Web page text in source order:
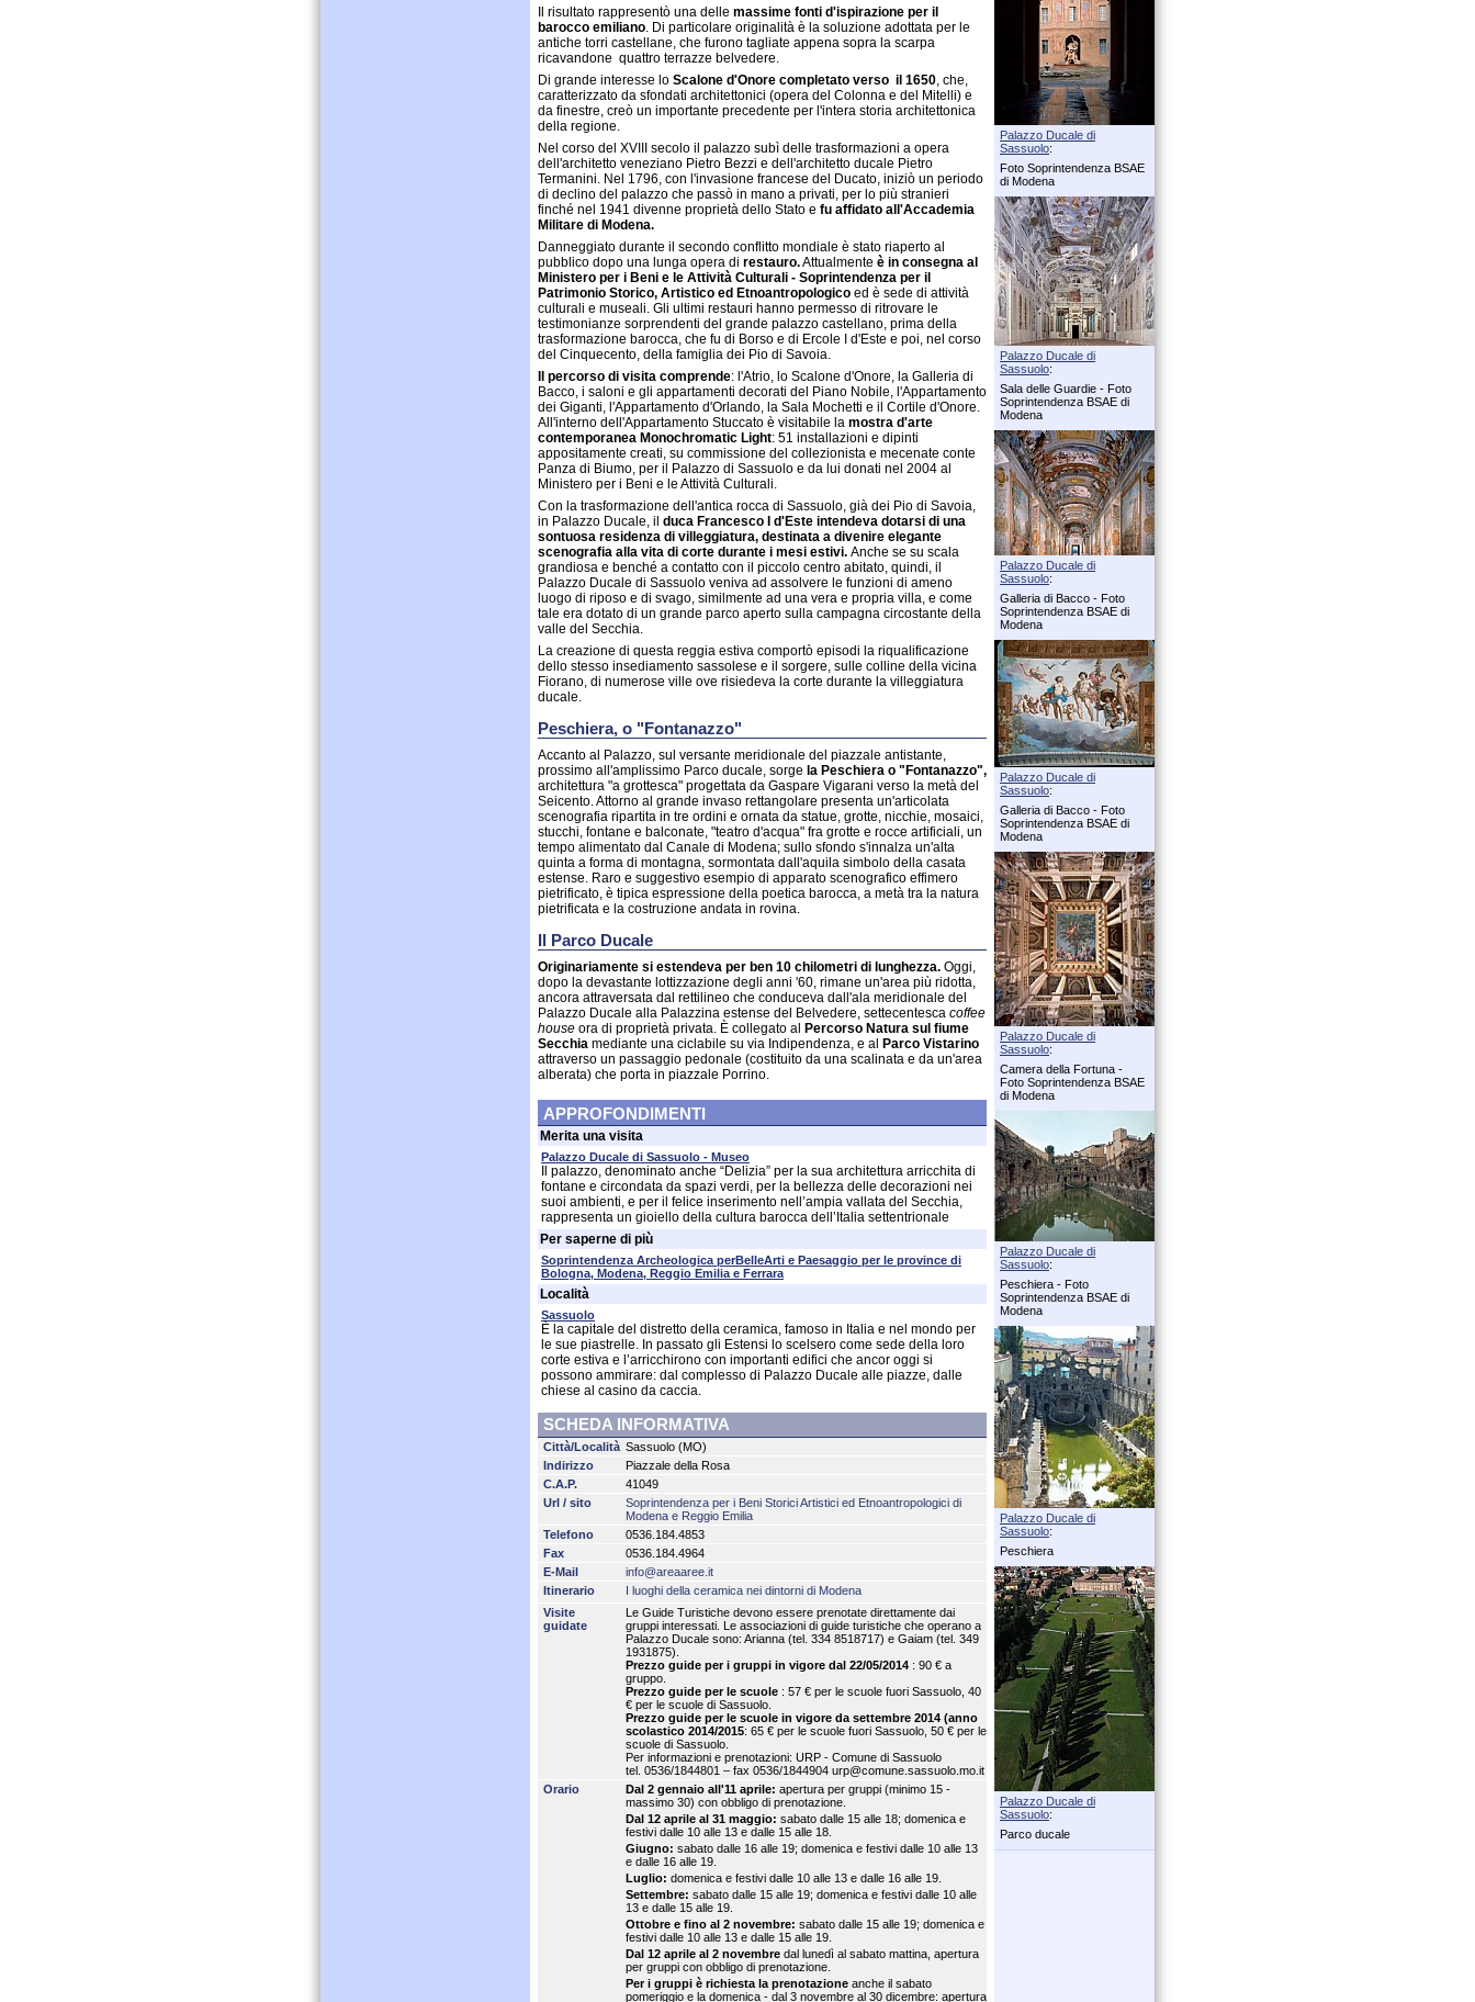
Palazzo Ducale di
Sassuolo:
Foto Soprintendenza BSAE
di Modena
Palazzo Ducale di
Sassuolo:
Sala delle Guardie - Foto
Soprintendenza BSAE di
Modena
Palazzo Ducale di
Sassuolo:
Galleria di Bacco - Foto
Soprintendenza BSAE di
Modena
Palazzo Ducale di
Sassuolo:
Galleria di Bacco - Foto
Soprintendenza BSAE di
Modena
Palazzo Ducale di
Sassuolo:
Camera della Fortuna -
Foto Soprintendenza BSAE
di Modena
Palazzo Ducale di
Sassuolo:
Peschiera - Foto
Soprintendenza BSAE di
Modena
Palazzo Ducale di
Sassuolo:
Peschiera
Palazzo Ducale di
Sassuolo:
Parco ducale
Il risultato rappresentò una delle massime fonti d'ispirazione per il
barocco emiliano. Di particolare originalità è la soluzione adottata per le
antiche torri castellane, che furono tagliate appena sopra la scarpa
ricavandone quattro terrazze belvedere.
Di grande interesse lo Scalone d'Onore completato verso il 1650, che,
caratterizzato da sfondati architettonici (opera del Colonna e del Mitelli) e
da finestre, creò un importante precedente per l'intera storia architettonica
della regione.
Nel corso del XVIII secolo il palazzo subì delle trasformazioni a opera
dell'architetto veneziano Pietro Bezzi e dell'architetto ducale Pietro
Termanini. Nel 1796, con l'invasione francese del Ducato, iniziò un periodo
di declino del palazzo che passò in mano a privati, per lo più stranieri
finché nel 1941 divenne proprietà dello Stato e fu affidato all'Accademia
Militare di Modena.
Danneggiato durante il secondo conflitto mondiale è stato riaperto al
pubblico dopo una lunga opera di restauro.Attualmente è in consegna al
Ministero per i Beni e le Attività Culturali - Soprintendenza per il
Patrimonio Storico, Artistico ed Etnoantropologico ed è sede di attività
culturali e museali. Gli ultimi restauri hanno permesso di ritrovare le
testimonianze sorprendenti del grande palazzo castellano, prima della
trasformazione barocca, che fu di Borso e di Ercole I d'Este e poi, nel corso
del Cinquecento, della famiglia dei Pio di Savoia.
percorso di visita comprende: l'Atrio, lo Scalone d'Onore, la Galleria di
Bacco, i saloni e gli appartamenti decorati del Piano Nobile, l'Appartamento
dei Giganti, l'Appartamento d'Orlando, la Sala Mochetti e il Cortile d'Onore.
All'interno dell'Appartamento Stuccato è visitabile la mostra d'arte
contemporanea Monochromatic Light: 51 installazioni e dipinti
appositamente creati, su commissione del collezionista e mecenate conte
Panza di Biumo, per il Palazzo di Sassuolo e da lui donati nel 2004 al
Ministero per i Beni e le Attività Culturali.
Con la trasformazione dell'antica rocca di Sassuolo, già dei Pio di Savoia,
in Palazzo Ducale, il duca Francesco I d'Este intendeva dotarsi di una
sontuosa residenza di villeggiatura, destinata a divenire elegante
scenografia alla vita di corte durante i mesi estivi. Anche se su scala
grandiosa e benché a contatto con il piccolo centro abitato, quindi, il
Palazzo Ducale di Sassuolo veniva ad assolvere le funzioni di ameno
luogo di riposo e di svago, similmente ad una vera e propria villa, e come
tale era dotato di un grande parco aperto sulla campagna circostante della
valle del Secchia.
La creazione di questa reggia estiva comportò episodi la riqualificazione
dello stesso insediamento sassolese e il sorgere, sulle colline della vicina
Fiorano, di numerose ville ove risiedeva la corte durante la villeggiatura
ducale.
Peschiera, o "Fontanazzo"
Accanto al Palazzo, sul versante meridionale del piazzale antistante,
prossimo all'amplissimo Parco ducale, sorge la Peschiera o "Fontanazzo",
architettura "a grottesca" progettata da Gaspare Vigarani verso la metà del
Seicento. Attorno al grande invaso rettangolare presenta un'articolata
scenografia ripartita in tre ordini e ornata da statue, grotte, nicchie, mosaici,
stucchi, fontane e balconate, "teatro d'acqua" fra grotte e rocce artificiali, un
tempo alimentato dal Canale di Modena; sullo sfondo s'innalza un'alta
quinta a forma di montagna, sormontata dall'aquila simbolo della casata
estense. Raro e suggestivo esempio di apparato scenografico effimero
pietrificato, è tipica espressione della poetica barocca, a metà tra la natura
pietrificata e la costruzione andata in rovina.
Il Parco Ducale
Originariamente si estendeva per ben 10 chilometri di lunghezza. Oggi,
dopo la devastante lottizzazione degli anni '60, rimane un'area più ridotta,
ancora attraversata dal rettilineo che conduceva dall'ala meridionale del
Palazzo Ducale alla Palazzina estense del Belvedere, settecentesca coffee
house ora di proprietà privata. È collegato al Percorso Natura sul fiume
Secchia mediante una ciclabile su via Indipendenza, e al Parco Vistarino
attraverso un passaggio pedonale (costituito da una scalinata e da un'area
alberata) che porta in piazzale Porrino.
APPROFONDIMENTI
Merita una visita
Palazzo Ducale di Sassuolo - Museo
Il palazzo, denominato anche “Delizia” per la sua architettura arricchita di
fontane e circondata da spazi verdi, per la bellezza delle decorazioni nei
suoi ambienti, e per il felice inserimento nell’ampia vallata del Secchia,
rappresenta un gioiello della cultura barocca dell’Italia settentrionale
Per saperne di più
Soprintendenza Archeologica perBelleArti e Paesaggio per le province di
Bologna, Modena, Reggio Emilia e Ferrara
Località
Sassuolo
È la capitale del distretto della ceramica, famoso in Italia e nel mondo per
le sue piastrelle. In passato gli Estensi lo scelsero come sede della loro
corte estiva e l’arricchirono con importanti edifici che ancor oggi si
possono ammirare: dal complesso di Palazzo Ducale alle piazze, dalle
chiese al casino da caccia.
SCHEDA INFORMATIVA
Città/Località Sassuolo (MO)
Indirizzo
Piazzale della Rosa
C.A.P.
41049
Url / sito
Soprintendenza per i Beni Storici Artistici ed Etnoantropologici di
Modena e Reggio Emilia
Telefono
0536.184.4853
Fax
0536.184.4964
E-Mail
info@areaaree.it
Itinerario
I luoghi della ceramica nei dintorni di Modena
Visite
guidate
Le Guide Turistiche devono essere prenotate direttamente dai
gruppi interessati. Le associazioni di guide turistiche che operano a
Palazzo Ducale sono: Arianna (tel. 334 8518717) e Gaiam (tel. 349
1931875).
Prezzo guide per i gruppi in vigore dal 22/05/2014 : 90 € a
gruppo.
Prezzo guide per le scuole : 57 € per le scuole fuori Sassuolo, 40
€ per le scuole di Sassuolo.
Prezzo guide per le scuole in vigore da settembre 2014 (anno
scolastico 2014/2015: 65 € per le scuole fuori Sassuolo, 50 € per le
scuole di Sassuolo.
Per informazioni e prenotazioni: URP - Comune di Sassuolo
tel. 0536/1844801 – fax 0536/1844904 urp@comune.sassuolo.mo.it
Orario
Dal 2 gennaio all'11 aprile: apertura per gruppi (minimo 15 -
massimo 30) con obbligo di prenotazione.
Dal 12 aprile al 31 maggio: sabato dalle 15 alle 18; domenica e
festivi dalle 10 alle 13 e dalle 15 alle 18.
Giugno: sabato dalle 16 alle 19; domenica e festivi dalle 10 alle 13
e dalle 16 alle 19.
Luglio: domenica e festivi dalle 10 alle 13 e dalle 16 alle 19.
Settembre: sabato dalle 15 alle 19; domenica e festivi dalle 10 alle
13 e dalle 15 alle 19.
Ottobre e fino al 2 novembre: sabato dalle 15 alle 19; domenica e
festivi dalle 10 alle 13 e dalle 15 alle 19.
Dal 12 aprile al 2 novembre dal lunedì al sabato mattina, apertura
per gruppi con obbligo di prenotazione.
Per i gruppi è richiesta la prenotazione anche il sabato
pomeriggio e la domenica - dal 3 novembre al 30 dicembre: apertura